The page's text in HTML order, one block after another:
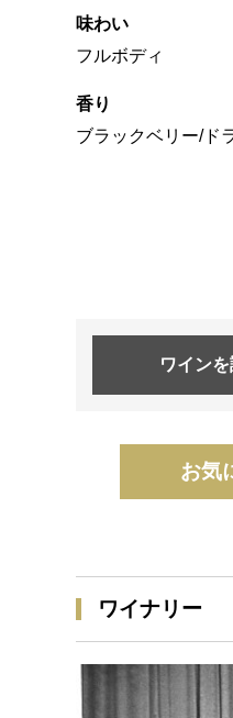
味わい
フルボディ
香り
ブラックベリー/ド
ワインを
お気
ワイナリー